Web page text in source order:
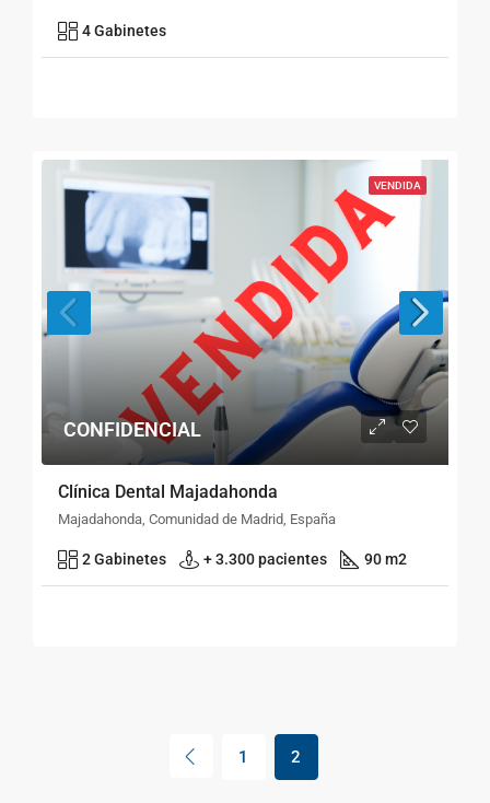
4 Gabinetes
VENDIDA
CONFIDENCIAL
Clínica Dental Majadahonda
Majadahonda, Comunidad de Madrid, España
2 Gabinetes + 3.300 pacientes 90 m2
1 2